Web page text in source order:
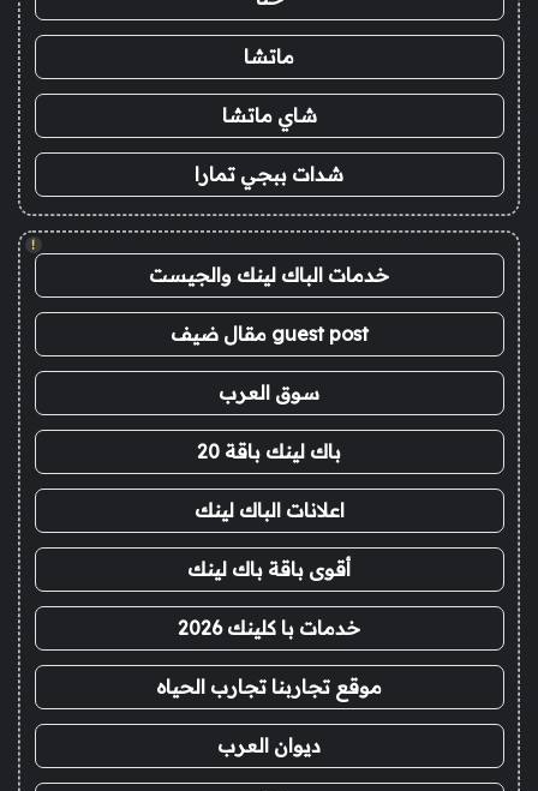
ماتشا
شاي ماتشا
شدات ببجي تمارا
!
خدمات الباك لينك والجيست
guest post مقال ضيف
سوق العرب
باك لينك باقة 20
اعلانات الباك لينك
أقوى باقة باك لينك
خدمات با كلينك 2026
موقع تجاربنا تجارب الحياه
ديوان العرب